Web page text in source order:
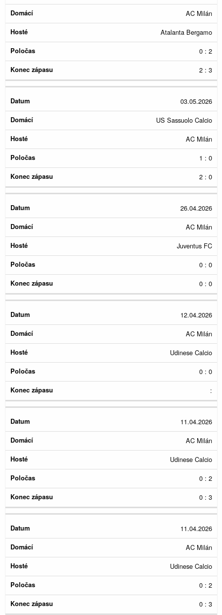
AC Milán
Atalanta Bergamo
0 : 2
2 : 3
03.05.2026
US Sassuolo Calcio
AC Milán
1 : 0
2 : 0
26.04.2026
AC Milán
Juventus FC
0 : 0
0 : 0
12.04.2026
AC Milán
Udinese Calcio
0 : 0
:
11.04.2026
AC Milán
Udinese Calcio
0 : 2
0 : 3
11.04.2026
AC Milán
Udinese Calcio
0 : 2
0 : 3